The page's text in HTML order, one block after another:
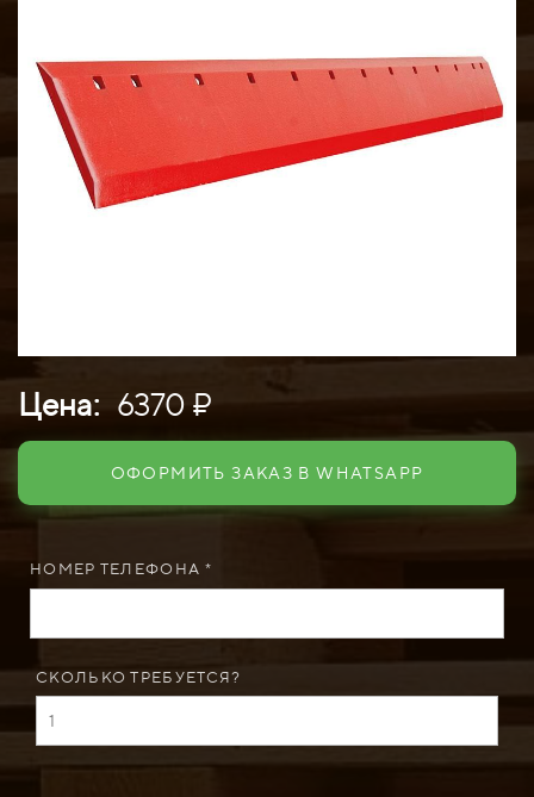
Цена: 6370 ₽
ОФОРМИТЬ ЗАКАЗ В WHATSAPP
НОМЕР ТЕЛЕФОНА *
СКОЛЬКО ТРЕБУЕТСЯ?